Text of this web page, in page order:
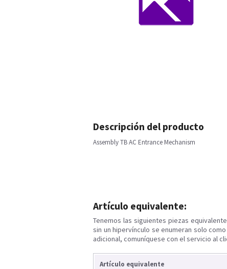
Descripción del producto
Assembly TB AC Entrance Mechanism
Artículo equivalente:
Tenemos las siguientes piezas
sin un hipervínculo se enumeran solo
adicional, comuníquese con el servicio al
Artículo equivalente